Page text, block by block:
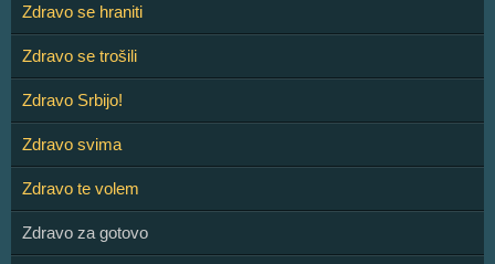
Zdravo se hraniti
Zdravo se trošili
Zdravo Srbijo!
Zdravo svima
Zdravo te volem
Zdravo za gotovo